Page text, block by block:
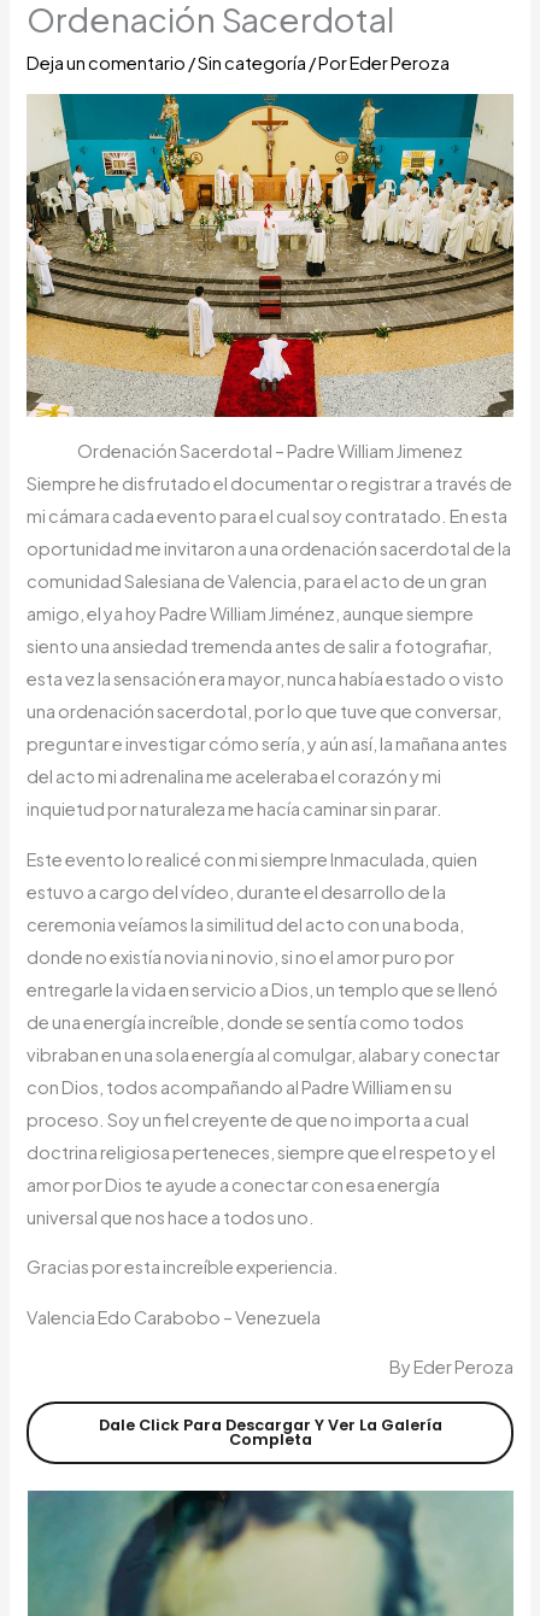
Ordenación Sacerdotal
Deja un comentario /Sin categoría / PorEder Peroza
Ordenación Sacerdotal – Padre William Jimenez
Siempre he disfrutado el documentar o registrar a través de
mi cámara cada evento para el cual soy contratado. En esta
oportunidad me invitaron a una ordenación sacerdotal de la
comunidad Salesiana de Valencia, para el acto de un gran
amigo, el ya hoy Padre William Jiménez, aunque siempre
siento una ansiedad tremenda antes de salir a fotografiar,
esta vez la sensación era mayor, nunca había estado o visto
una ordenación sacerdotal, por lo que tuve que conversar,
preguntar e investigar cómo sería, y aún así, la mañana antes
del acto mi adrenalina me aceleraba el corazón y mi
inquietud por naturaleza me hacía caminar sin parar.
Este evento lo realicé con mi siempre Inmaculada, quien
estuvo a cargo del vídeo, durante el desarrollo de la
ceremonia veíamos la similitud del acto con una boda,
donde no existía novia ni novio, si no el amor puro por
entregarle la vida en servicio a Dios, un templo que se llenó
de una energía increíble, donde se sentía como todos
vibraban en una sola energía al comulgar, alabar y conectar
con Dios, todos acompañando al Padre William en su
proceso. Soy un fiel creyente de que no importa a cual
doctrina religiosa perteneces, siempre que el respeto y el
amor por Dios te ayude a conectar con esa energía
universal que nos hace a todos uno.
Gracias por esta increíble experiencia.
Valencia Edo Carabobo – Venezuela
By Eder Peroza
Dale Click Para Descargar Y Ver La Galería
Completa